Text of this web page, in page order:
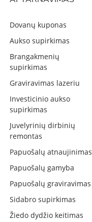
Dovanų kuponas
Aukso supirkimas
Brangakmenių
supirkimas
Graviravimas lazeriu
Investicinio aukso
supirkimas
Juvelyrinių dirbinių
remontas
Papuošalų atnaujinimas
Papuošalų gamyba
Papuošalų graviravimas
Sidabro supirkimas
Žiedo dydžio keitimas